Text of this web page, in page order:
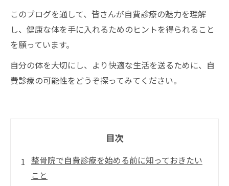
このブログを通して、皆さんが自費診療の魅力を理解
し、健康な体を手に入れるためのヒントを得られること
を願っています。
自分の体を大切にし、より快適な生活を送るために、自
費診療の可能性をどうぞ探ってみてください。
目次
整骨院で自費診療を始める前に知っておきたい
こと